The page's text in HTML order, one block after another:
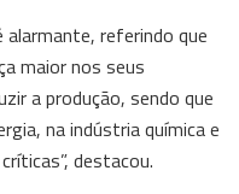
alarmante, referindo que
maior nos seus
a produção, sendo que
na indústria química e
destacou.